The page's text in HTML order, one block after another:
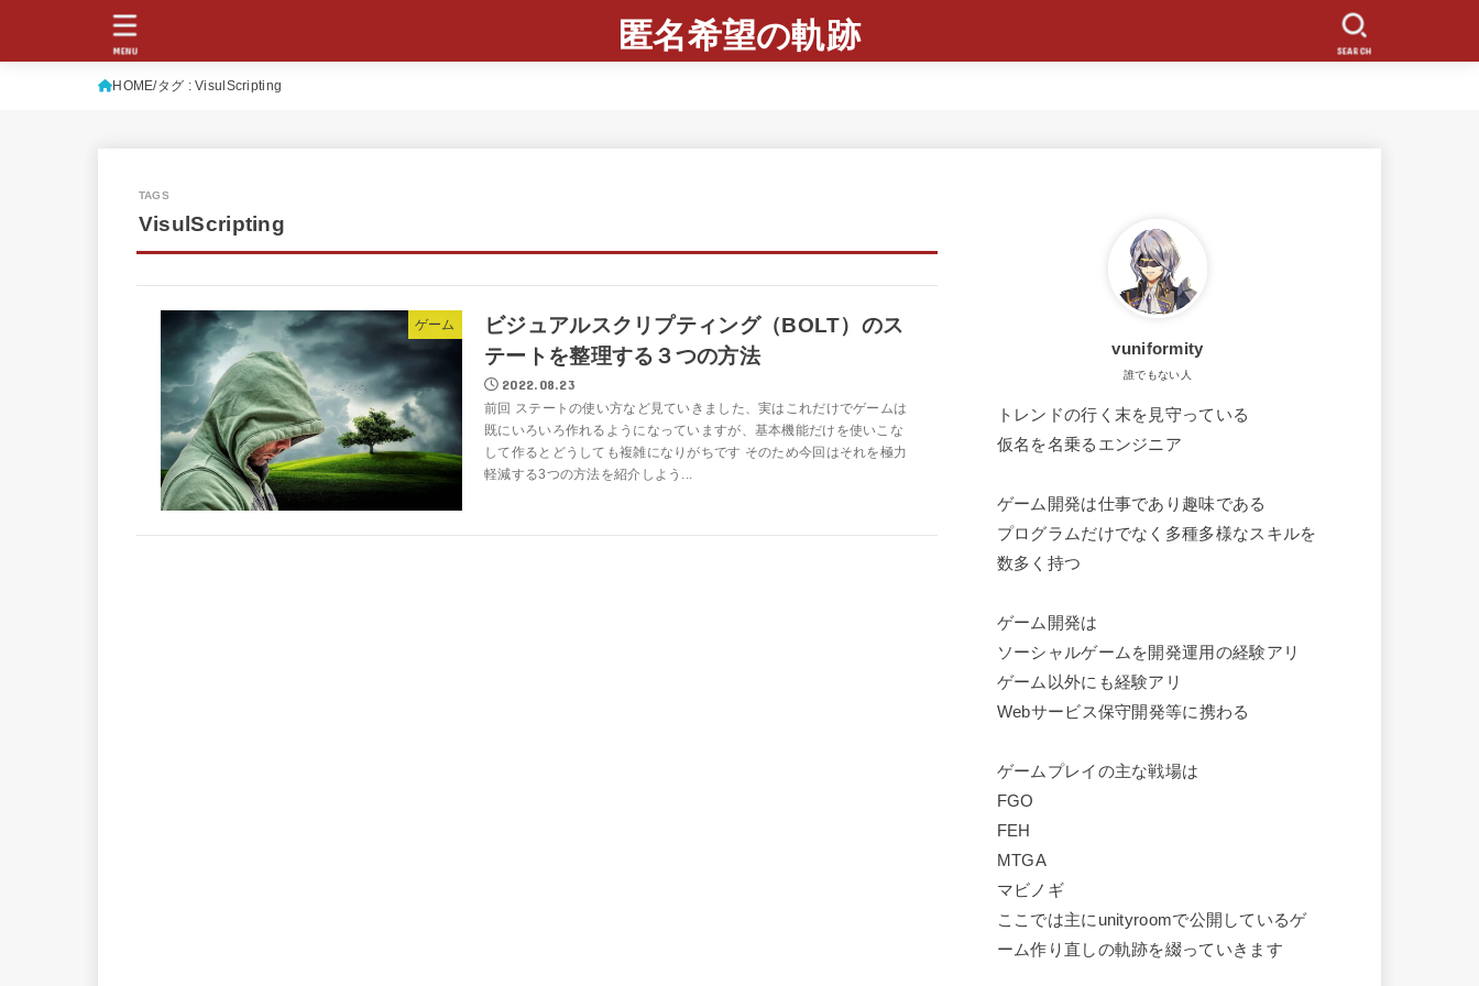
匿名希望の軌跡 SEARCH
MENU
HOME タグ : VisulScripting
VisulScripting
ゲーム
ビジュアルスクリプティング（BOLT）のス
テートを整理する３つの方法
2022.08.23
前回 ステートの使い方など見ていきました、実はこれだけでゲームは
既にいろいろ作れるようになっていますが、基本機能だけを使いこな
して作るとどうしても複雑になりがちです そのため今回はそれを極力
軽減する3つの方法を紹介しよう...
vuniformity
誰でもない人
トレンドの行く末を見守っている
仮名を名乗るエンジニア
ゲーム開発は仕事であり趣味である
プログラムだけでなく多種多様なスキルを
数多く持つ
ゲーム開発は
ソーシャルゲームを開発運用の経験アリ
ゲーム以外にも経験アリ
Webサービス保守開発等に携わる
ゲームプレイの主な戦場は
FGO
FEH
MTGA
マビノギ
ここでは主にunityroomで公開しているゲ
ーム作り直しの軌跡を綴っていきます